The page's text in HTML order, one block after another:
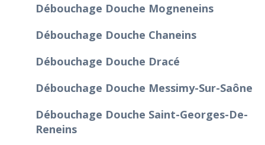
Débouchage Douche Mogneneins
Débouchage Douche Chaneins
Débouchage Douche Dracé
Débouchage Douche Messimy-Sur-Saône
Débouchage Douche Saint-Georges-De-
Reneins